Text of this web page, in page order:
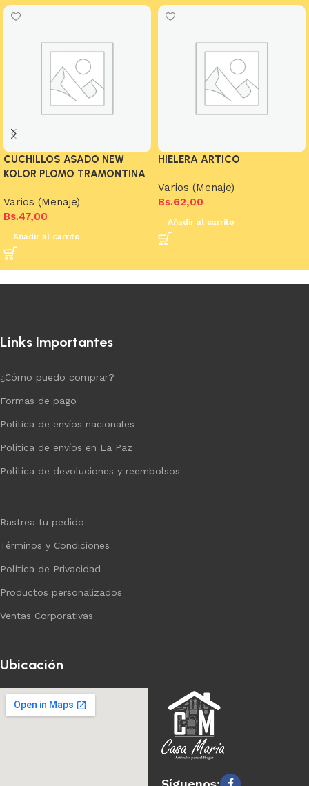
CUCHILLOS ASADO NEW
KOLOR PLOMO TRAMONTINA
Varios (Menaje)
Bs.47,00
Añadir al carrito
HIELERA ARTICO
Varios (Menaje)
Bs.62,00
Añadir al carrito
Links Importantes
¿Cómo puedo comprar?
Formas de pago
Política de envíos nacionales
Política de envíos en La Paz
Política de devoluciones y reembolsos
Rastrea tu pedido
Términos y Condiciones
Política de Privacidad
Productos personalizados
Ventas Corporativas
Ubicación